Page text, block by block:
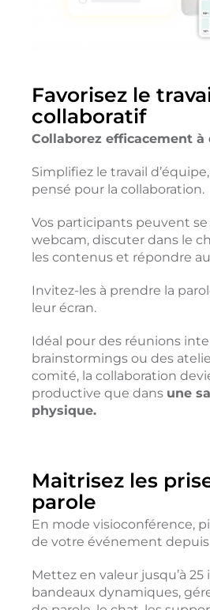
Favorisez le
collaboratif
Collaborez efficacement à
Simplifiez le travail
pensé pour la collaboration.
Vos participants peuvent
webcam, discuter dans le
les contenus et répondre
Invitez-les à prendre la
leur écran.
Idéal pour des réunions
brainstormings ou des
comité, la collaboration
productive que dans une
physique.
Maitrisez les
parole
En mode visioconférence,
de votre événement depuis
Mettez en valeur jusqu’à
bandeaux dynamiques,